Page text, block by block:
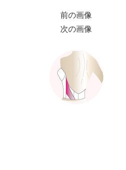
前の画像
次の画像